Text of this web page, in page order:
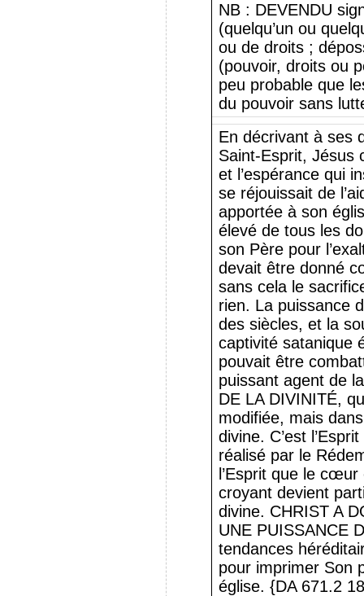
NB : DEVENDU
(quelqu’un ou
ou de droits ;
(pouvoir, droits ou
peu probable que
du pouvoir sans
En décrivant à ses
Saint-Esprit, Jésus
et l’espérance qui
se réjouissait de
apportée à son
élevé de tous les
son Père pour
devait être donné
sans cela le
rien. La puissance
des siècles, et la
captivité satanique
pouvait être
puissant agent de
DE LA DIVINITÉ,
modifiée, mais
divine. C’est
réalisé par le
l’Esprit que le
croyant devient
divine. CHRIST A
UNE PUISSANCE
tendances
pour imprimer Son
église. {DA 671.2